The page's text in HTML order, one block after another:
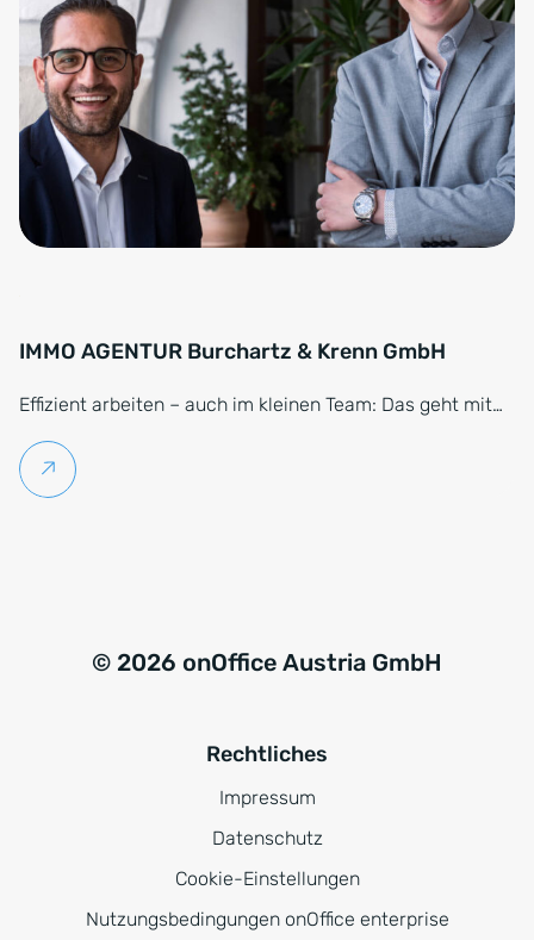
IMMO AGENTUR Burchartz & Krenn GmbH
Effizient arbeiten – auch im kleinen Team: Das geht mit…
Weiterlesen
© 2026 onOffice Austria GmbH
Rechtliches
Impressum
Datenschutz
Cookie-Einstellungen
Nutzungsbedingungen onOffice enterprise